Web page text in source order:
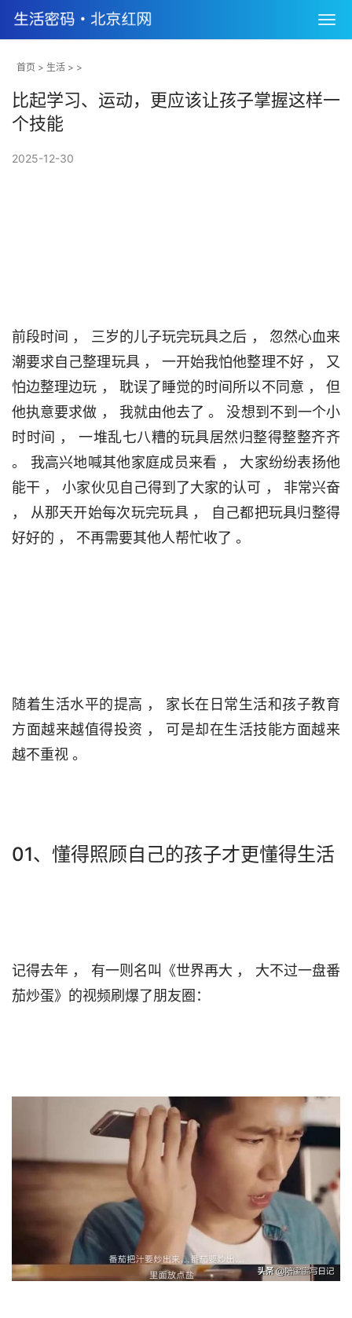
首页 > 生活 > >
比起学习、运动，更应该让孩子掌握这样一
个技能
2025-12-30
前段时间 ， 三岁的儿子玩完玩具之后 ， 忽然心血来
潮要求自己整理玩具 ， 一开始我怕他整理不好 ， 又
怕边整理边玩 ， 耽误了睡觉的时间所以不同意 ， 但
他执意要求做 ， 我就由他去了 。 没想到不到一个小
时时间 ， 一堆乱七八糟的玩具居然归整得整整齐齐
。 我高兴地喊其他家庭成员来看 ， 大家纷纷表扬他
能干 ， 小家伙见自己得到了大家的认可 ， 非常兴奋
， 从那天开始每次玩完玩具 ， 自己都把玩具归整得
好好的 ， 不再需要其他人帮忙收了 。
随着生活水平的提高 ， 家长在日常生活和孩子教育
方面越来越值得投资 ， 可是却在生活技能方面越来
越不重视 。
01、懂得照顾自己的孩子才更懂得生活
记得去年 ， 有一则名叫《世界再大 ， 大不过一盘番
茄炒蛋》的视频刷爆了朋友圈：